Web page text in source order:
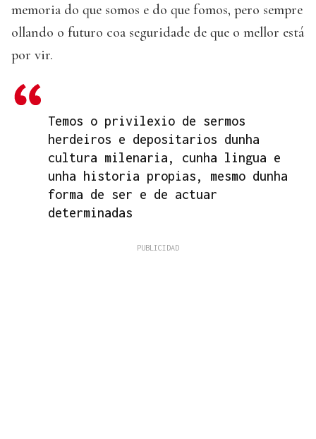
memoria do que somos e do que fomos, pero sempre
ollando o futuro coa seguridade de que o mellor está
por vir.
Temos o privilexio de sermos
herdeiros e depositarios dunha
cultura milenaria, cunha lingua e
unha historia propias, mesmo dunha
forma de ser e de actuar
determinadas